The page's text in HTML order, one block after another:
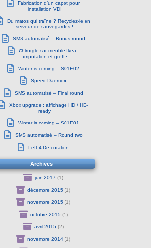
Fabrication d’un capot pour
installation VDI
Du matos qui traîne ? Recyclez-le en
serveur de sauvegardes !
SMS automatisé – Bonus round
Chirurgie sur meuble Ikea :
amputation et greffe
Winter is coming – S01E02
Speed Daemon
SMS automatisé – Final round
Xbox upgrade : affichage HD / HD-
ready
Winter is coming – S01E01
SMS automatisé – Round two
Left 4 De-coration
Archives
juin 2017 (1)
décembre 2015 (1)
novembre 2015 (1)
octobre 2015 (1)
avril 2015 (2)
novembre 2014 (1)